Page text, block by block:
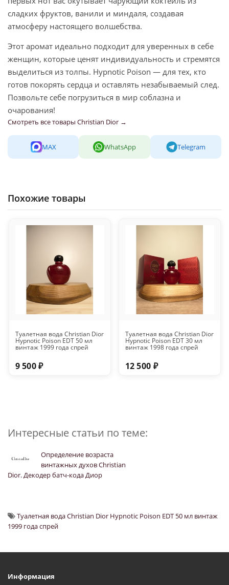
сладких фруктов, ванили и миндаля, создавая
атмосферу настоящего волшебства.
Этот аромат идеально подходит для уверенных в себе
женщин, которые ценят индивидуальность и стремятся
выделиться из толпы. Hypnotic Poison — для тех, кто
готов покорять сердца и оставлять незабываемый след.
Позвольте себе погрузиться в мир соблазна и
очарования!
Смотреть все товары Christian Dior →
MAX WhatsApp Telegram
Похожие товары
Туалетная вода Christian Dior
Hypnotic Poison EDT 50 мл
винтаж 1999 года спрей
9 500 ₽
Туалетная вода Christian Dior
Hypnotic Poison EDT 30 мл
винтаж 1998 года спрей
12 500 ₽
Интересные статьи по теме:
Определение возраста
винтажных духов Christian
Dior. Декодер батч-кода Диор
Туалетная вода Christian Dior Hypnotic Poison EDT 50 мл винтаж
1999 года спрей
Информация